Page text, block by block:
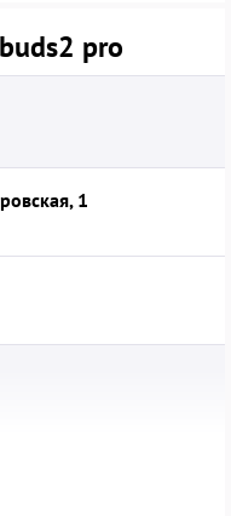
потокового аудио,
Oppo Enco Buds2
магазине
фирменного дизайна и
pro
1